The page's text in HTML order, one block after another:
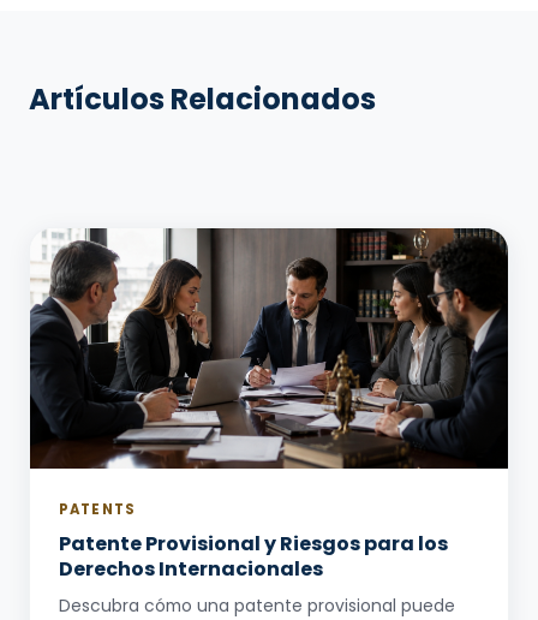
Artículos Relacionados
PATENTS
Patente Provisional y Riesgos para los
Derechos Internacionales
Descubra cómo una patente provisional puede